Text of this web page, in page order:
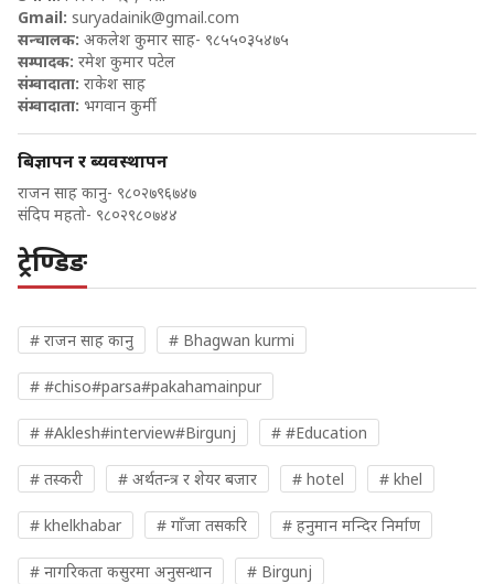
Gmail: suryadainik@gmail.com
सन्चालक: अकलेश कुमार साह- ९८५५०३५४७५
सम्पादक: रमेश कुमार पटेल
संम्वादाता: राकेश साह
संम्वादाता: भगवान कुर्मी
बिज्ञापन र ब्यवस्थापन
राजन साह कानु- ९८०२७९६७४७
संदिप महतो- ९८०२९८०७४४
ट्रेण्डिङ
# राजन साह कानु # Bhagwan kurmi
# #chiso#parsa#pakahamainpur
# #Aklesh#interview#Birgunj # #Education
# तस्करी # अर्थतन्त्र र शेयर बजार # hotel # khel
# khelkhabar # गाँजा तसकरि # हनुमान मन्दिर निर्माण
# नागरिकता कसुरमा अनुसन्धान # Birgunj